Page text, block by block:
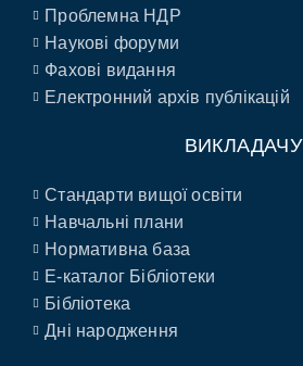
Проблемна НДР
Наукові форуми
Фахові видання
Електронний архів публікацій
ВИКЛАДАЧУ
Стандарти вищої освіти
Навчальні плани
Нормативна база
E-каталог Бібліотеки
Бібліотека
Дні народження